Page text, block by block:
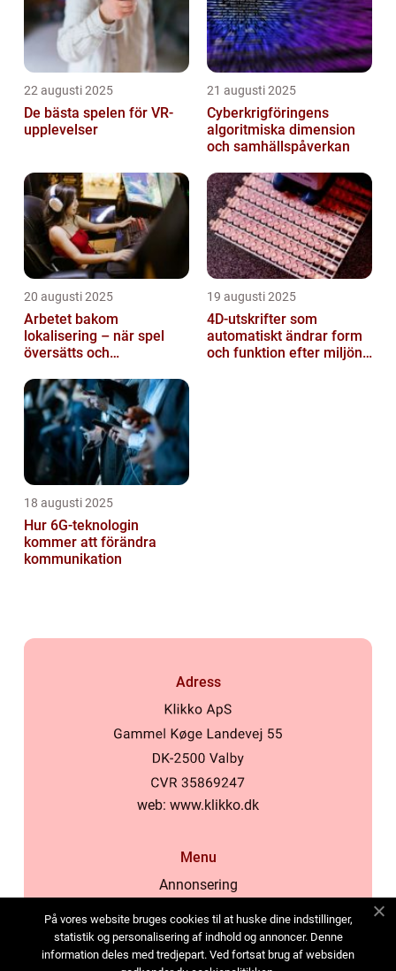
22 augusti 2025
De bästa spelen för VR-
upplevelser
21 augusti 2025
Cyberkrigföringens
algoritmiska dimension
och samhällspåverkan
20 augusti 2025
Arbetet bakom
lokalisering – när spel
översätts och
19 augusti 2025
4D-utskrifter som
automatiskt ändrar form
och funktion efter miljöns
18 augusti 2025
Hur 6G-teknologin
kommer att förändra
kommunikation
Adress
web: www.klikko.dk
Menu
Annonsering
Cookies
Kontakta oss
På vores website bruges cookies til at huske dine indstillinger,
statistik og personalisering af indhold og annoncer. Denne
information deles med tredjepart. Ved fortsat brug af websiden